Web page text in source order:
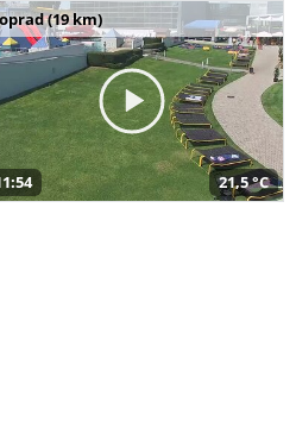
(19 km)
21,5 °C